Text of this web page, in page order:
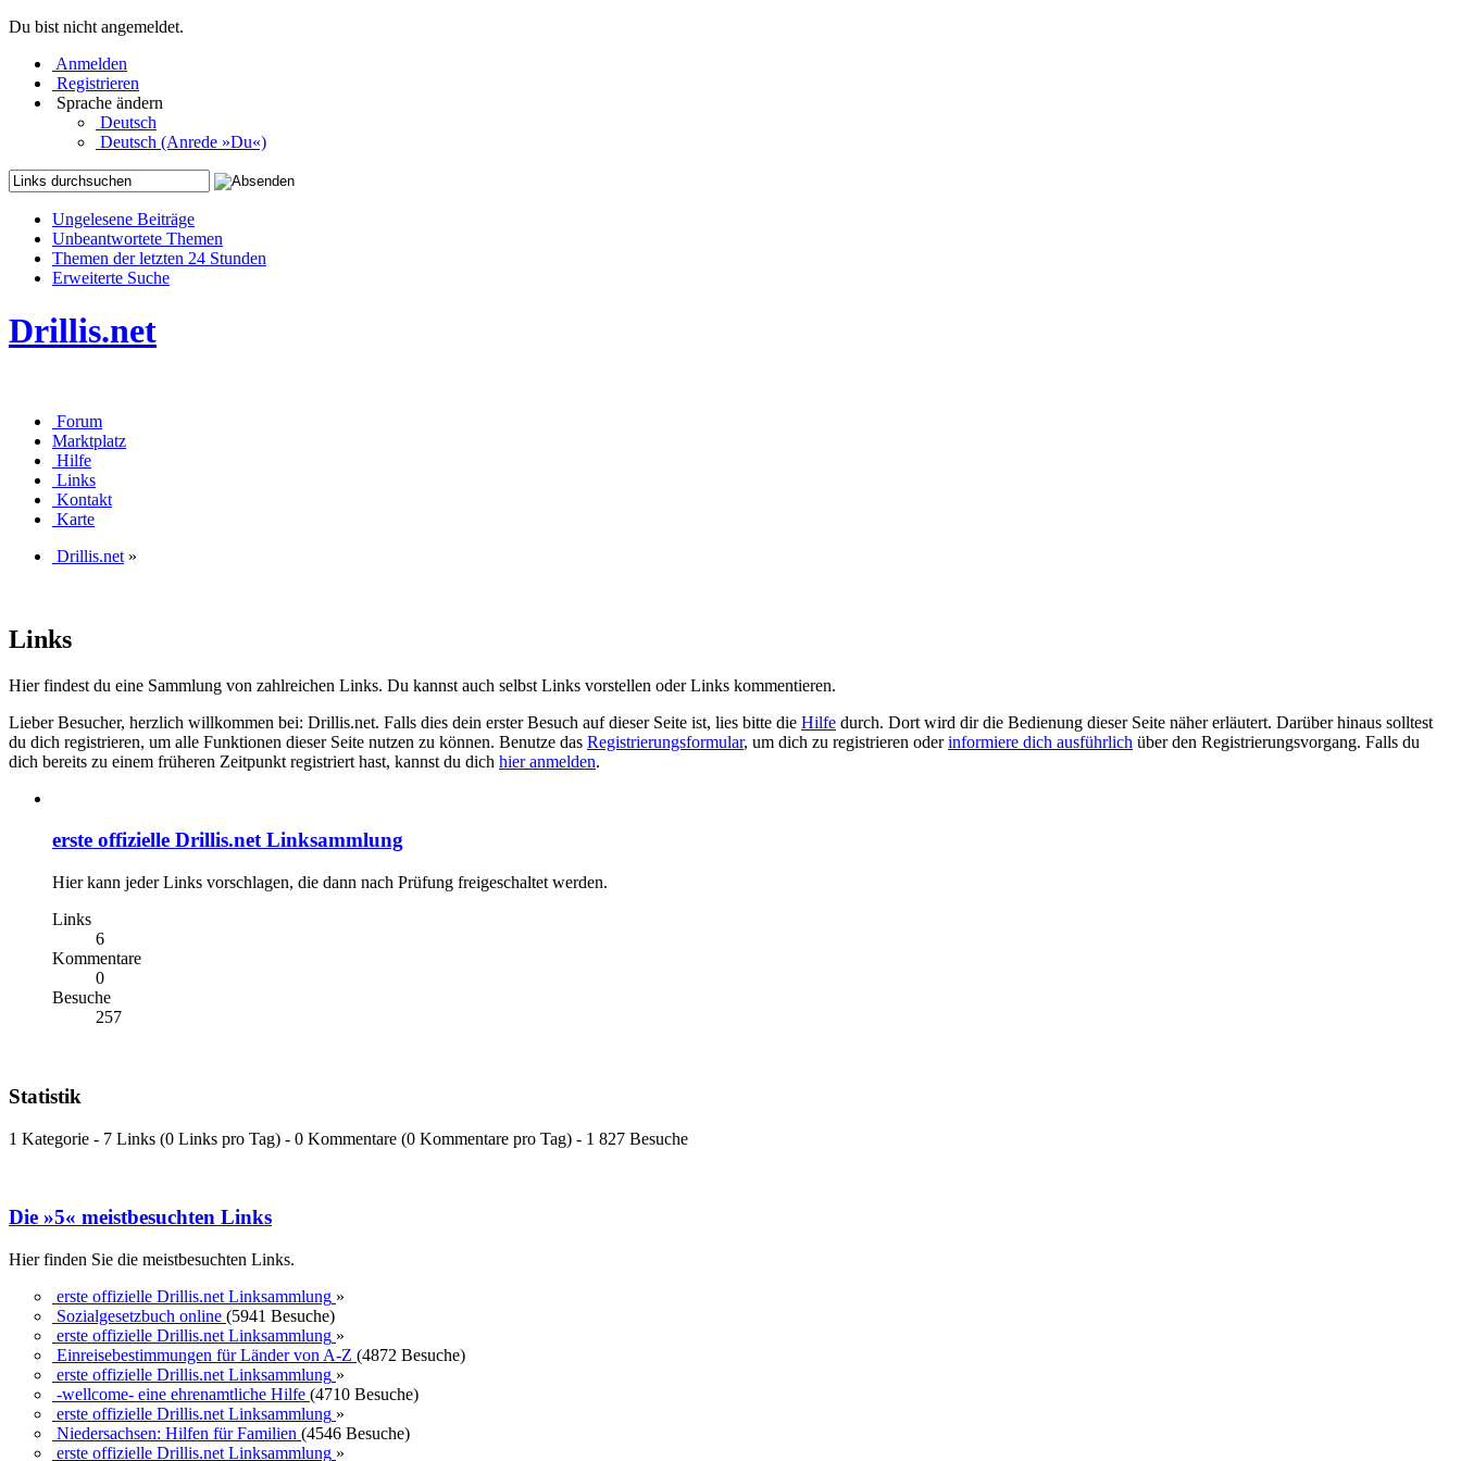
Du bist nicht angemeldet.
Anmelden
Registrieren
Sprache ändern
Deutsch
Deutsch (Anrede »Du«)
Ungelesene Beiträge
Unbeantwortete Themen
Themen der letzten 24 Stunden
Erweiterte Suche
Drillis.net
Forum
Marktplatz
Hilfe
Links
Kontakt
Karte
Drillis.net »
Links
Hier findest du eine Sammlung von zahlreichen Links. Du kannst auch selbst Links vorstellen oder Links kommentieren.
Lieber Besucher, herzlich willkommen bei: Drillis.net. Falls dies dein erster Besuch auf dieser Seite ist, lies bitte die Hilfe durch. Dort wird dir die Bedienung dieser Seite näher erläutert. Darüber hinaus solltest
du dich registrieren, um alle Funktionen dieser Seite nutzen zu können. Benutze das Registrierungsformular, um dich zu registrieren oderinformiere dich ausführlich über den Registrierungsvorgang. Falls du
dich bereits zu einem früheren Zeitpunkt registriert hast, kannst du dich hier anmelden.
erste offizielle Drillis.net Linksammlung
Hier kann jeder Links vorschlagen, die dann nach Prüfung freigeschaltet werden.
Links
6
Kommentare
0
Besuche
257
Statistik
1 Kategorie - 7 Links (0 Links pro Tag) - 0 Kommentare (0 Kommentare pro Tag) - 1 827 Besuche
Die »5« meistbesuchten Links
Hier finden Sie die meistbesuchten Links.
erste offizielle Drillis.net Linksammlung »
Sozialgesetzbuch online (5941 Besuche)
erste offizielle Drillis.net Linksammlung »
Einreisebestimmungen für Länder von A-Z (4872 Besuche)
erste offizielle Drillis.net Linksammlung »
-wellcome- eine ehrenamtliche Hilfe (4710 Besuche)
erste offizielle Drillis.net Linksammlung »
Niedersachsen: Hilfen für Familien (4546 Besuche)
erste offizielle Drillis.net Linksammlung »